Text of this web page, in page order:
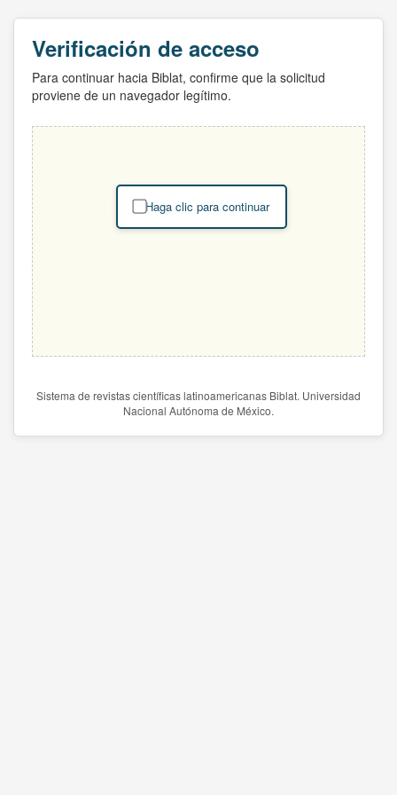
Verificación de acceso
Para continuar hacia Biblat, confirme que la solicitud
proviene de un navegador legítimo.
Haga clic para continuar
Sistema de revistas científicas latinoamericanas Biblat. Universidad
Nacional Autónoma de México.